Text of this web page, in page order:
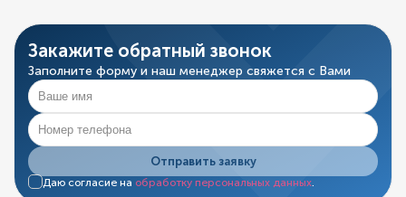
Закажите обратный звонок
Заполните форму и наш менеджер свяжется с Вами
Отправить заявку
Даю согласие на обработку персональных данных